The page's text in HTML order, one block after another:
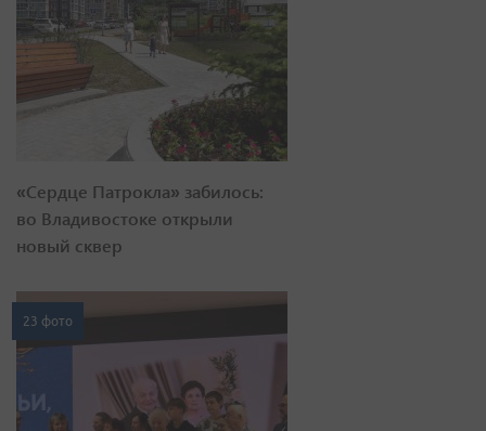
«Сердце Патрокла» забилось:
во Владивостоке открыли
новый сквер
23 фото